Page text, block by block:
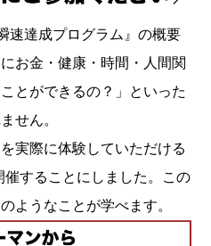
速達成プログラム』の概要
お金・健康・時間・人間関
とができるの？」といった
せん。
実際に体験していただける
することにしました。この
ようなことが学べます。